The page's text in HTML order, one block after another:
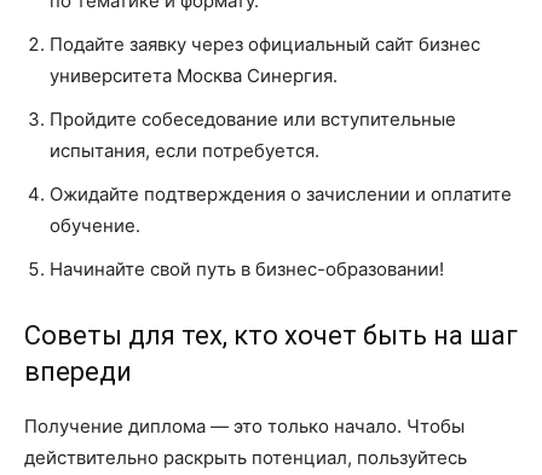
Подайте заявку через официальный сайт бизнес
университета Москва Синергия.
Пройдите собеседование или вступительные
испытания, если потребуется.
Ожидайте подтверждения о зачислении и оплатите
обучение.
Начинайте свой путь в бизнес-образовании!
Советы для тех, кто хочет быть на шаг
впереди
Получение диплома — это только начало. Чтобы
действительно раскрыть потенциал, пользуйтесь